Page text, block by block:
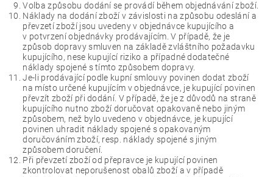
Volba způsobu dodání se provádí během objednávání zboží.
Náklady na dodání zboží v závislosti na způsobu odeslání a
převzetí zboží jsou uvedeny v objednávce kupujícího a
v potvrzení objednávky prodávajícím. V případě, že je
způsob dopravy smluven na základě zvláštního požadavku
kupujícího, nese kupující riziko a případné dodatečné
náklady spojené s tímto způsobem dopravy.
Je-li prodávající podle kupní smlouvy povinen dodat zboží
na místo určené kupujícím v objednávce, je kupující povinen
převzít zboží při dodání. V případě, že je z důvodů na straně
kupujícího nutno zboží doručovat opakovaně nebo jiným
způsobem, než bylo uvedeno v objednávce, je kupující
povinen uhradit náklady spojené s opakovaným
doručováním zboží, resp. náklady spojené s jiným
způsobem doručení.
Při převzetí zboží od přepravce je kupující povinen
zkontrolovat neporušenost obalů zboží a v případě